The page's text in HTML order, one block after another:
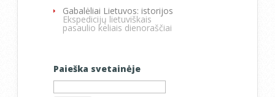
Gabalėliai Lietuvos: istorijos
Ekspedicijų lietuviškais
pasaulio keliais dienoraščiai
Paieška svetainėje
Ieškoti: